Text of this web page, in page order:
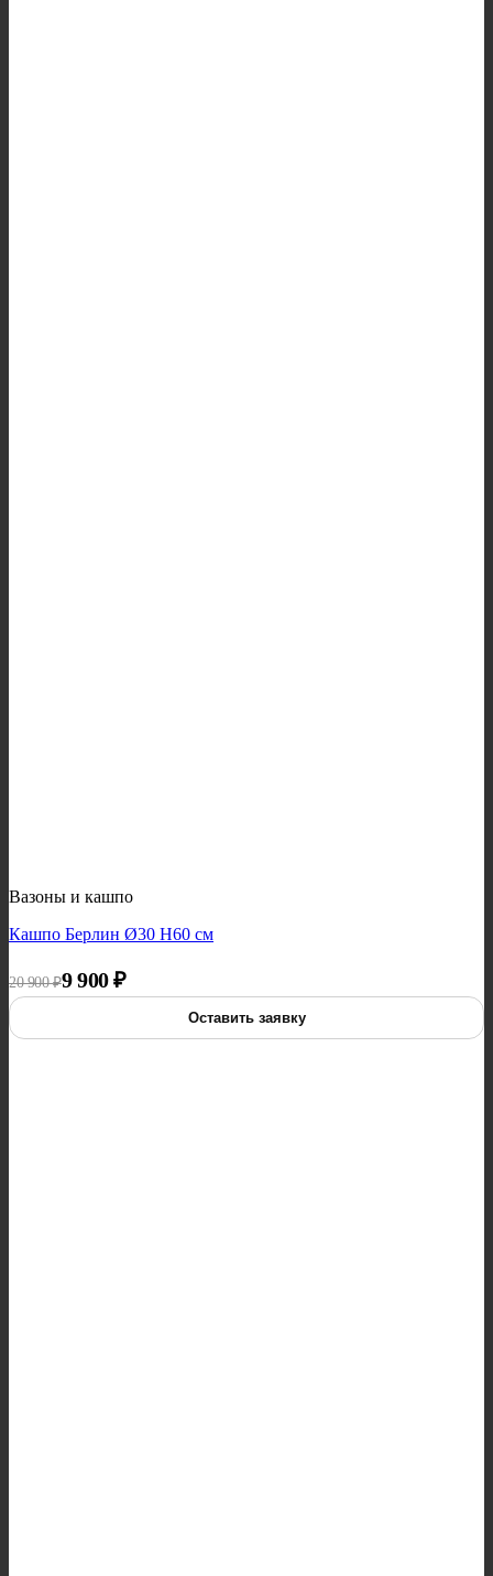
Вазоны и кашпо
Кашпо Берлин Ø30 H60 см
20 900₽
Первоначальная цена составляла 20 900 ₽.
9 900₽
Текущая цена: 9 900 ₽.
Оставить заявку